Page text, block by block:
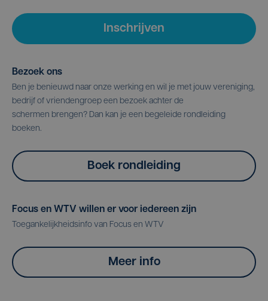
Inschrijven
Bezoek ons
Ben je benieuwd naar onze werking en wil je met jouw vereniging,
bedrijf of vriendengroep een bezoek achter de
schermen brengen? Dan kan je een begeleide rondleiding
boeken.
Boek rondleiding
Focus en WTV willen er voor iedereen zijn
Toegankelijkheidsinfo van Focus en WTV
Meer info